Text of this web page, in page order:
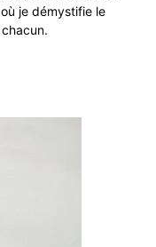
je démystifie le